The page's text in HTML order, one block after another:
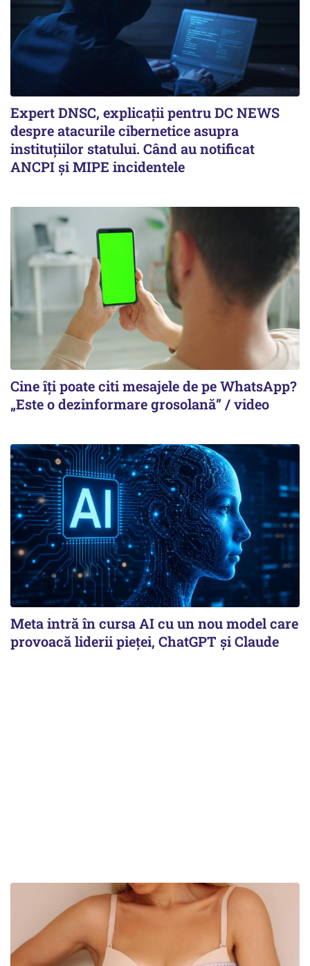
Expert DNSC, explicații pentru DC NEWS
despre atacurile cibernetice asupra
instituțiilor statului. Când au notificat
ANCPI și MIPE incidentele
Cine îți poate citi mesajele de pe WhatsApp?
„Este o dezinformare grosolană” / video
Meta intră în cursa AI cu un nou model care
provoacă liderii pieței, ChatGPT și Claude